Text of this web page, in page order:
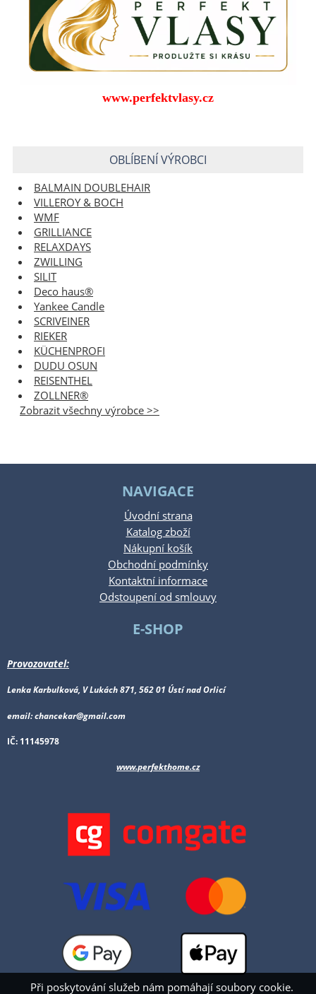
www.perfektvlasy.cz
OBLÍBENÍ VÝROBCI
BALMAIN DOUBLEHAIR
VILLEROY & BOCH
WMF
GRILLIANCE
RELAXDAYS
ZWILLING
SILIT
Deco haus®
Yankee Candle
SCRIVEINER
RIEKER
KÜCHENPROFI
DUDU OSUN
REISENTHEL
ZOLLNER®
Zobrazit všechny výrobce >>
NAVIGACE
Úvodní strana
Katalog zboží
Nákupní košík
Obchodní podmínky
Kontaktní informace
Odstoupení od smlouvy
E-SHOP
Provozovatel:
Lenka Karbulková, V Lukách 871, 562 01 Ústí nad Orlicí
email: chancekar@gmail.com
IČ: 11145978
www.perfekthome.cz
Při poskytování služeb nám pomáhají soubory cookie.